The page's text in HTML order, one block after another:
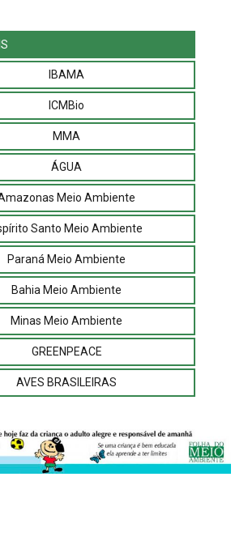
IBAMA
ICMBio
MMA
ÁGUA
Meio Ambiente
Santo Meio Ambiente
Paraná Meio Ambiente
Bahia Meio Ambiente
Minas Meio Ambiente
GREENPEACE
AVES BRASILEIRAS